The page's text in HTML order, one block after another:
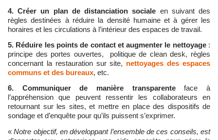
4. Créer un plan de distanciation sociale en suivant des
règles destinées à réduire la densité humaine et à gérer les
horaires et les circulations à l’intérieur des espaces de travail.
5. Réduire les points de contact et augmenter le nettoyage:
principe des portes ouvertes, politique de clean desk, règles
concernant la restauration sur site, nettoyages des espaces
communs et des bureaux, etc.
6.
Communiquer de manière transparenteface à
l’appréhension que peuvent ressentir les collaborateurs en
retournant sur les sites, et mettre en place des dispositifs de
sondage et d’enquête pour qu’ils puissent s’exprimer.
«Notre objectif, en développant l’ensemble de ces conseils, est